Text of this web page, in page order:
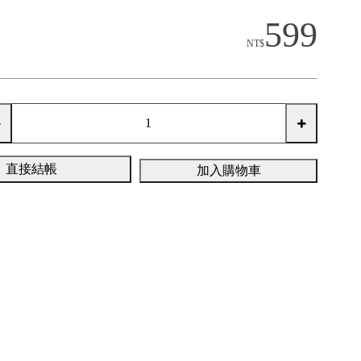
NT$599
直接結帳 加入購物車